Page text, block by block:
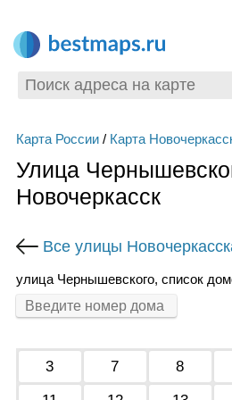
Карта России/ Карта
Улица
Новочеркасск
Все улицы
улица Чернышевского, список
3 7 8